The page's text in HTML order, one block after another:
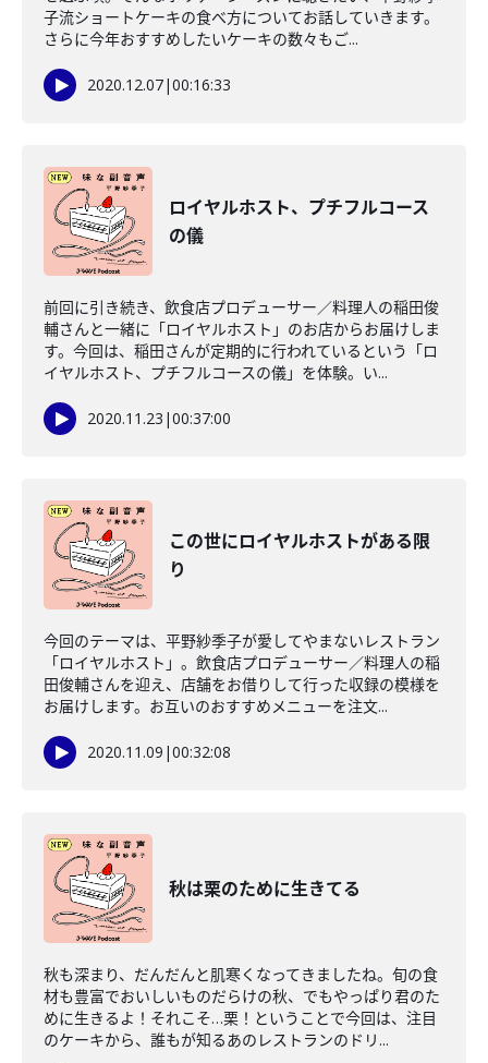
子流ショートケーキの食べ方についてお話していきます。
さらに今年おすすめしたいケーキの数々もご...
2020.12.07|00:16:33
ロイヤルホスト、プチフルコース
の儀
前回に引き続き、飲食店プロデューサー／料理人の稲田俊
輔さんと一緒に「ロイヤルホスト」のお店からお届けしま
す。今回は、稲田さんが定期的に行われているという「ロ
イヤルホスト、プチフルコースの儀」を体験。い...
2020.11.23 |00:37:00
この世にロイヤルホストがある限
り
今回のテーマは、平野紗季子が愛してやまないレストラン
「ロイヤルホスト」。飲食店プロデューサー／料理人の稲
田俊輔さんを迎え、店舗をお借りして行った収録の模様を
お届けします。お互いのおすすめメニューを注文...
2020.11.09 |00:32:08
秋は栗のために生きてる
秋も深まり、だんだんと肌寒くなってきましたね。旬の食
材も豊富でおいしいものだらけの秋、でもやっぱり君のた
めに生きるよ！それこそ…栗！ということで今回は、注目
のケーキから、誰もが知るあのレストランのドリ...